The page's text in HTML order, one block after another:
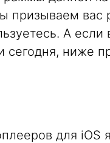
призываем вас
А если
сегодня, ниже
для iOS